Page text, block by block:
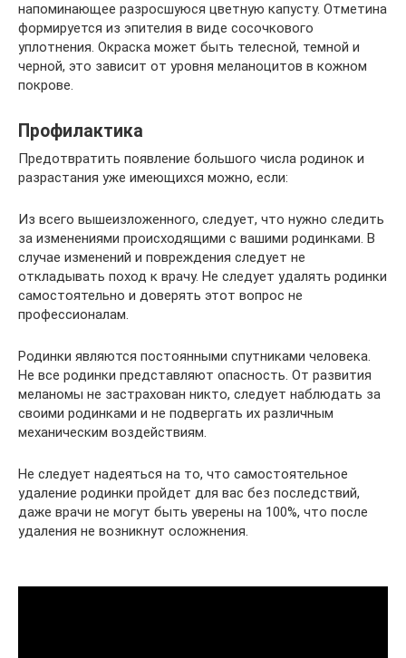
напоминающее разросшуюся цветную капусту. Отметина
формируется из эпителия в виде сосочкового
уплотнения. Окраска может быть телесной, темной и
черной, это зависит от уровня меланоцитов в кожном
покрове.
Профилактика
Предотвратить появление большого числа родинок и
разрастания уже имеющихся можно, если:
Из всего вышеизложенного, следует, что нужно следить
за изменениями происходящими с вашими родинками. В
случае изменений и повреждения следует не
откладывать поход к врачу. Не следует удалять родинки
самостоятельно и доверять этот вопрос не
профессионалам.
Родинки являются постоянными спутниками человека.
Не все родинки представляют опасность. От развития
меланомы не застрахован никто, следует наблюдать за
своими родинками и не подвергать их различным
механическим воздействиям.
Не следует надеяться на то, что самостоятельное
удаление родинки пройдет для вас без последствий,
даже врачи не могут быть уверены на 100%, что после
удаления не возникнут осложнения.